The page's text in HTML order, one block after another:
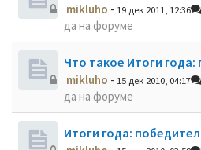
mikluho - 19 дек 2011, 12:36
да на форуме
Что такое Итоги года:
mikluho - 15 дек 2010, 04:17
да на форуме
Итоги года: